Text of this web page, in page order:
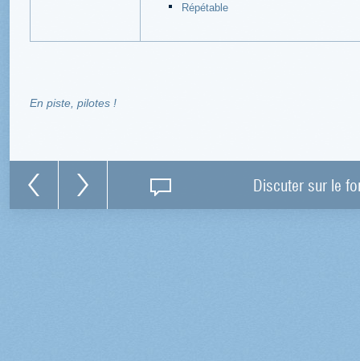
Répétable
En piste, pilotes !
Discuter sur le